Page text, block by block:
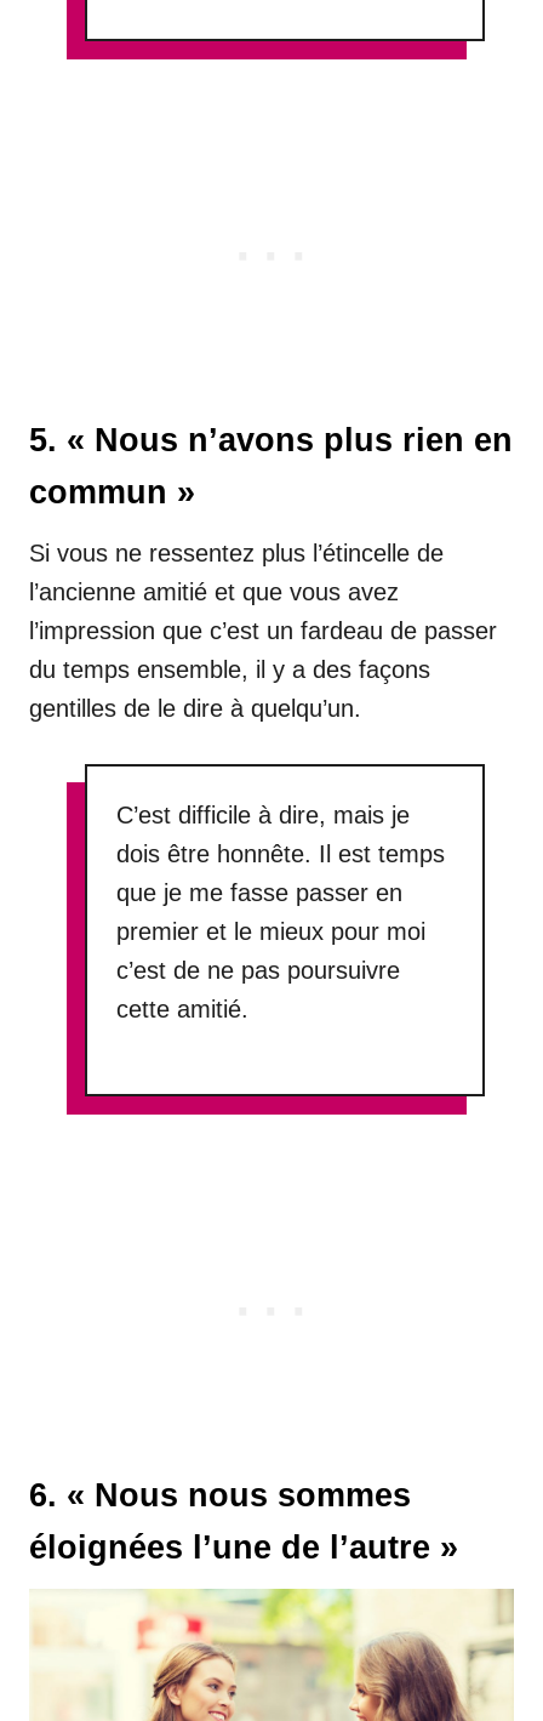
5. « Nous n’avons plus rien en
commun »
Si vous ne ressentez plus l’étincelle de
l’ancienne amitié et que vous avez
l’impression que c’est un fardeau de passer
du temps ensemble, il y a des façons
gentilles de le dire à quelqu’un.
C’est difficile à dire, mais je
dois être honnête. Il est temps
que je me fasse passer en
premier et le mieux pour moi
c’est de ne pas poursuivre
cette amitié.
6. « Nous nous sommes
éloignées l’une de l’autre »